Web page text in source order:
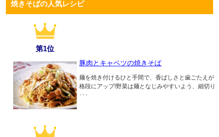
焼きそばの人気レシピ
第1位
豚肉とキャベツの焼きそば
麺を焼き付けるひと手間で、香ばしさと歯ごたえが
格段にアップ!野菜は麺となじみやすいよう、細切り
･･･